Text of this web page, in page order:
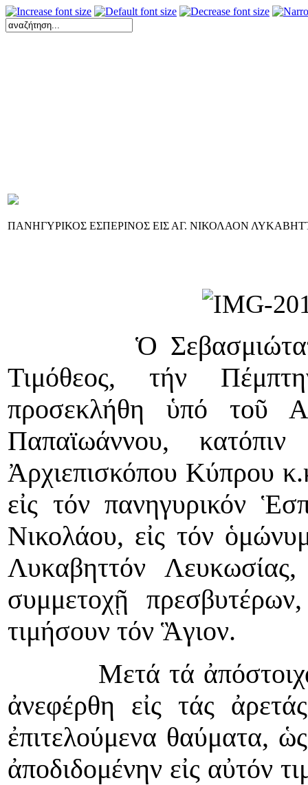
ΠΑΝΗΓΥΡΙΚΟΣ ΕΣΠΕΡΙΝΟΣ ΕΙΣ ΑΓ. ΝΙΚΟΛΑΟΝ
Ὁ Σεβασμιώτατος
Τιμόθεος, τήν
προσεκλήθη ὑπό τοῦ
Παπαϊωάννου,
Ἀρχιεπισκόπου Κύπρου
εἰς τόν πανηγυρικόν
Νικολάου, εἰς τόν
Λυκαβηττόν
συμμετοχῇ
τιμήσουν τόν Ἃγιον.
Μετά τά ἀπόστοιχα,
ἀνεφέρθη εἰς τάς
ἐπιτελούμενα θαύματα,
ἀποδιδομένην εἰς αὐτόν